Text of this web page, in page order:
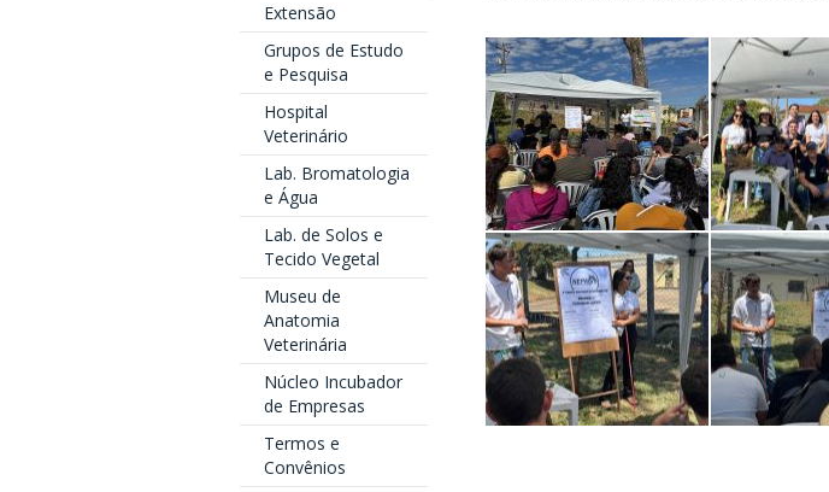
Extensão
Grupos de Estudo
e Pesquisa
Hospital
Veterinário
Lab. Bromatologia
e Água
Lab. de Solos e
Tecido Vegetal
Museu de
Anatomia
Veterinária
Núcleo Incubador
de Empresas
Termos e
Convênios